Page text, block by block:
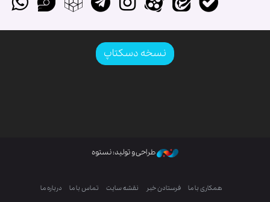
نسخه دسکتاپ
طراحی و تولید: نستوه
همکاری با ما فرستادن خبر نقشه سایت تماس با ما درباره ما